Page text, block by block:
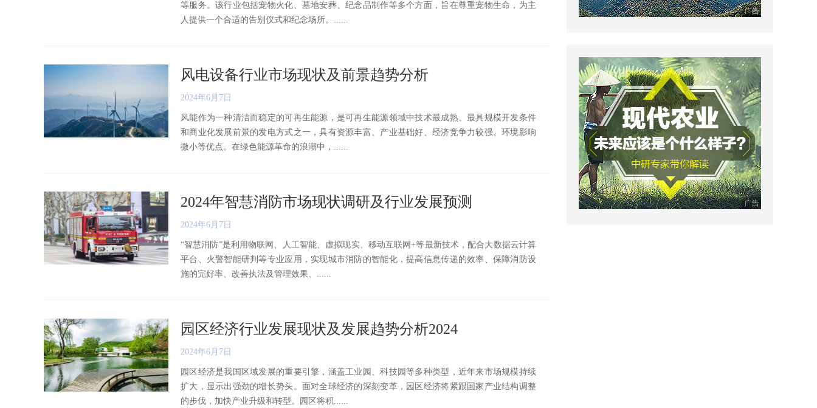
等服务。该行业包括宠物火化、墓地安葬、纪念品制作等多个方面，旨在尊重宠物生命，为主
人提供一个合适的告别仪式和纪念场所。......
风电设备行业市场现状及前景趋势分析
2024年6月7日
风能作为一种清洁而稳定的可再生能源，是可再生能源领域中技术最成熟、最具规模开发条件
和商业化发展前景的发电方式之一，具有资源丰富、产业基础好、经济竞争力较强、环境影响
微小等优点。在绿色能源革命的浪潮中，......
2024年智慧消防市场现状调研及行业发展预测
2024年6月7日
“智慧消防”是利用物联网、人工智能、虚拟现实、移动互联网+等最新技术，配合大数据云计算
平台、火警智能研判等专业应用，实现城市消防的智能化，提高信息传递的效率、保障消防设
施的完好率、改善执法及管理效果、......
园区经济行业发展现状及发展趋势分析2024
2024年6月7日
园区经济是我国区域发展的重要引擎，涵盖工业园、科技园等多种类型，近年来市场规模持续
扩大，显示出强劲的增长势头。面对全球经济的深刻变革，园区经济将紧跟国家产业结构调整
的步伐，加快产业升级和转型。园区将积......